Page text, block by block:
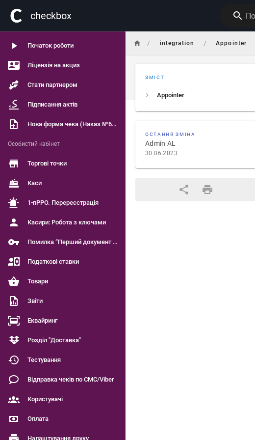
сheckbox
Початок роботи
Ліцензія на акциз
Стати партнером
Підписання актів
Нова форма чека (Наказ №601)
Особистий кабінет
Торгові точки
Каси
1-пРРО. Перереєстрація
Касири: Робота з ключами
Помилка “Перший документ є чинним”
Податкові ставки
Товари
Звіти
Еквайринг
Розділ "Доставка"
Тестування
Відправка чеків по СМС/Viber
Користувачі
Оплата
Налаштування друку
/ integration / Appointer
ЗМІСТ
Appointer
ОСТАННЯ ЗМІНА
Admin AL
30.06.2023